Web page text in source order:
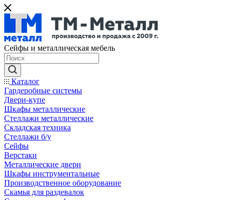
Сейфы и металлическая мебель
Каталог
Гардеробные системы
Двери-купе
Шкафы металлические
Стеллажи металлические
Складская техника
Стеллажи б/у
Сейфы
Верстаки
Металлические двери
Шкафы инструментальные
Производственное оборудование
Скамья для раздевалок